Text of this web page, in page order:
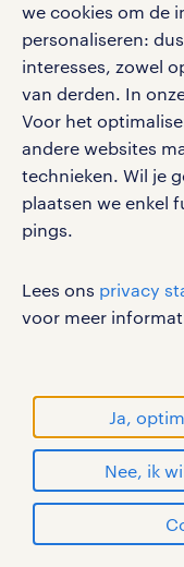
we cookies om de
personaliseren:
interesses, zowel
van derden. In
Voor het
andere websites
technieken. Wil je
plaatsen we enkel
pings.
Lees ons privacy
voor meer
Ja,
Nee, ik
social media
Volg ons voor de
vacatures,
werken bij randstad
privacystatement
cookies
sitemap
RANDSTAD,
WORLD OF
handelsmerken
© Randstad 2026